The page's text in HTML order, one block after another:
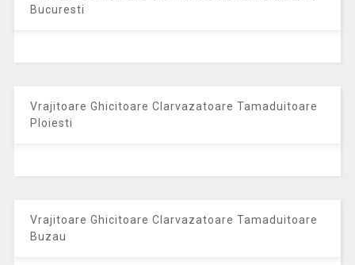
Bucuresti
Vrajitoare Ghicitoare Clarvazatoare Tamaduitoare
Ploiesti
Vrajitoare Ghicitoare Clarvazatoare Tamaduitoare
Buzau